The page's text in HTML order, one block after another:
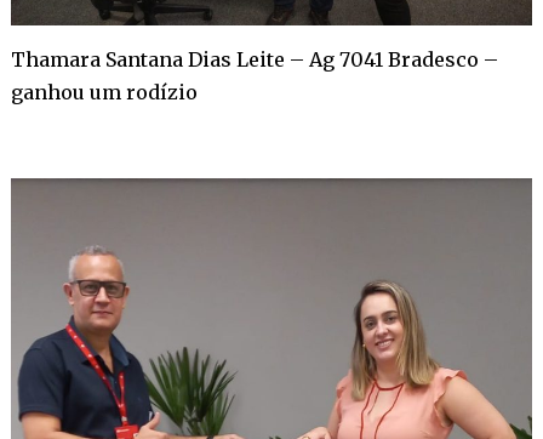
Thamara Santana Dias Leite – Ag 7041 Bradesco –
ganhou um rodízio